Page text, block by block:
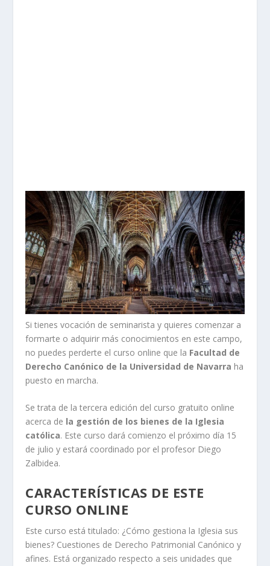
Si tienes vocación de seminarista y quieres comenzar a
formarte o adquirir más conocimientos en este campo,
no puedes perderte el curso online que la Facultad de
Derecho Canónico de la Universidad de Navarra ha
puesto en marcha.
Se trata de la tercera edición del curso gratuito online
acerca de la gestión de los bienes de la Iglesia
católica. Este curso dará comienzo el próximo día 15
de julio y estará coordinado por el profesor Diego
Zalbidea.
CARACTERÍSTICAS DE ESTE
CURSO ONLINE
Este curso está titulado: ¿Cómo gestiona la Iglesia sus
bienes? Cuestiones de Derecho Patrimonial Canónico y
afines. Está organizado respecto a seis unidades que